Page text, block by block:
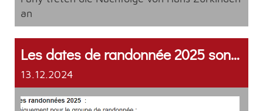
an
Les dates de randonnée 2025 sont disponibles !
13.12.2024